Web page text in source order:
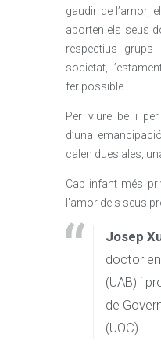
gaudir de l’amor,
aporten els seus
respectius
societat,
fer possible.
Per viure bé i
d’una
calen dues ales,
Cap infant més
l’amor dels seus
Josep
doctor
(UAB) i
de
(UOC)